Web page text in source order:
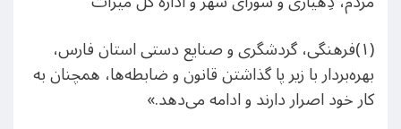
(۱)فرهنگی، گردشگری و صنایع دستی استان فارس،
بهره‌بردار با زیر پا گذاشتن قانون و ضابطه‌ها، همچنان به
کار خود اصرار دارند و ادامه می‌دهد.»